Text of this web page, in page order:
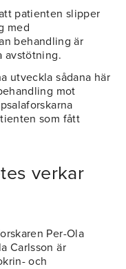
patienten slipper
med
behandling är
avstötning.
utveckla sådana här
mot
som fått
verkar
Per-Ola
Carlsson är
och